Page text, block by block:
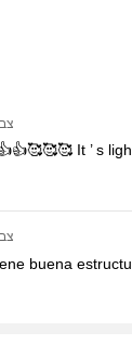
It’s
buena